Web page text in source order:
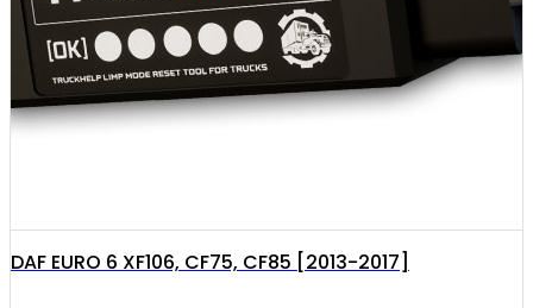
DAF EURO 6 XF106, CF75, CF85 [2013-2017]